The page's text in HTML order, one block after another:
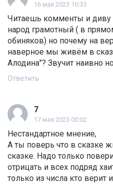
16 мая 2023 10:33
Читаешь комменты и диву
народ грамотный ( в
обиняков) но почему на
наверное мы живём в
Алодина"? Звучит наивно
Ответить
7
17 мая 2023 00:02
Нестандартное мнение,
А ты поверь что в сказке
сказке. Надо только
отрицать и всех подряд
только из числа кто верит